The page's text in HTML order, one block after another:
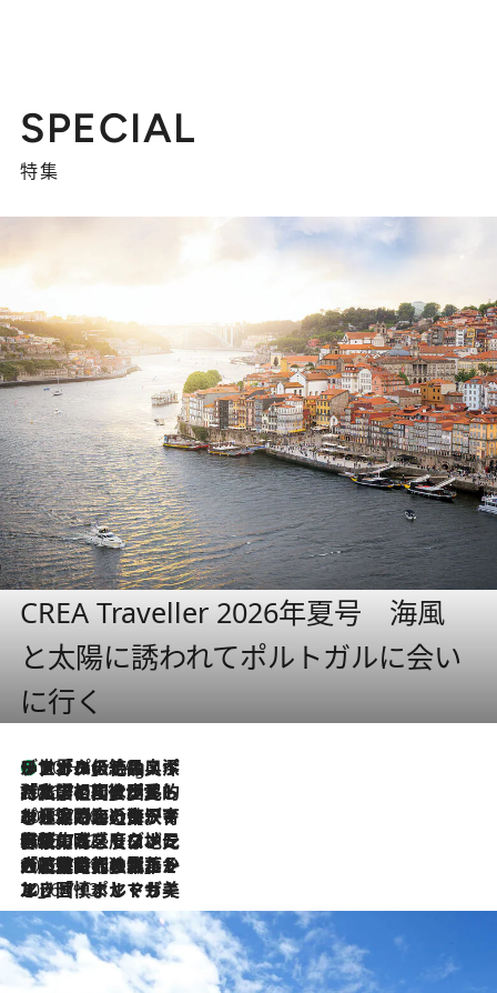
SPECIAL
特集
CREA Traveller 2026年夏号 海風
と太陽に誘われてポルトガルに会い
に行く
10 Hours Ago
リスボンの絶品スイーツ「パステル・デ・ナタ」とは？ポルトガル伝統の奥深い世界へ
2026.7.27
「私の祖国はポルトガル語です」国民的詩人フェルナンド・ペソアと、彼が愛した文学の街を歩く
2026.7.26
ポルトガル近海が育む極上の海の幸。キリリと冷えた白ワインと愉しむ、シーフード専門店の贅沢
2026.7.22
伝統の味をモダンに昇華。高感度な地元客が集う、リスボンの最旬ガストロノミー
2026.7.21
大航海時代の栄華から、震災、独裁、そして革命へ。ポルトガル・首都リスボンの石畳に刻まれた「歴史の光と影」
2026.7.13
エッセイ・ヤマザキマリ「慎ましくも美しき国 ポルトガル」